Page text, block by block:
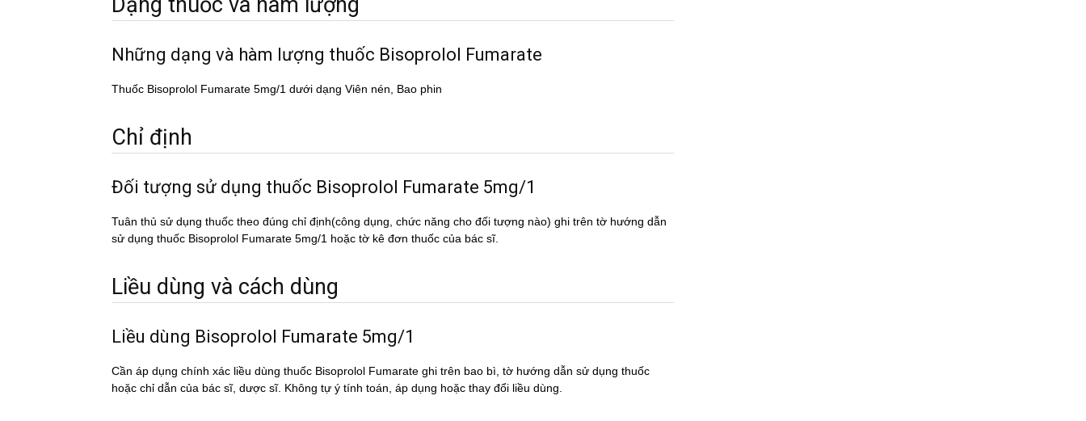
Những dạng và hàm lượng thuốc Bisoprolol Fumarate
Thuốc Bisoprolol Fumarate 5mg/1 dưới dạng Viên nén, Bao phin
Chỉ định
Đối tượng sử dụng thuốc Bisoprolol Fumarate 5mg/1
Tuân thủ sử dụng thuốc theo đúng chỉ định(công dụng, chức năng cho đối tượng nào) ghi trên tờ hướng dẫn
sử dụng thuốc Bisoprolol Fumarate 5mg/1 hoặc tờ kê đơn thuốc của bác sĩ.
Liều dùng và cách dùng
Liều dùng Bisoprolol Fumarate 5mg/1
Cần áp dụng chính xác liều dùng thuốc Bisoprolol Fumarate ghi trên bao bì, tờ hướng dẫn sử dụng thuốc
hoặc chỉ dẫn của bác sĩ, dược sĩ. Không tự ý tính toán, áp dụng hoặc thay đổi liều dùng.